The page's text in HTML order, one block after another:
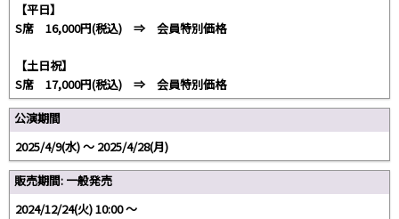
【平日】
S席 16,000円(税込) ⇒ 会員特別価格
【土日祝】
S席 17,000円(税込) ⇒ 会員特別価格
公演期間
2025/4/9(水) ～ 2025/4/28(月)
販売期間: 一般発売
2024/12/24(火) 10:00 〜